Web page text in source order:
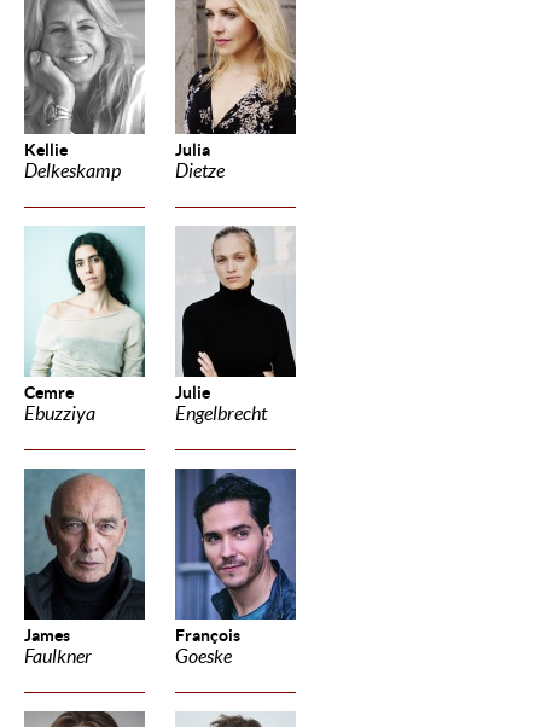
Kellie
Delkeskamp
Julia
Dietze
Cemre
Ebuzziya
Julie
Engelbrecht
James
Faulkner
François
Goeske